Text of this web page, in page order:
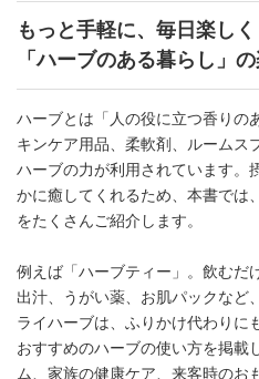
もっと手軽に、毎日楽し
「ハーブのある暮らし」
ハーブとは「人の役に立つ香りの
キンケア用品、柔軟剤、ルームス
ハーブの力が利用されています。
かに癒してくれるため、本書では
をたくさんご紹介します。
例えば「ハーブティー」。飲むだ
出汁、うがい薬、お肌パックなど
ライハーブは、ふりかけ代わりに
おすすめのハーブの使い方を掲載
ム、家族の健康ケア、来客時のお